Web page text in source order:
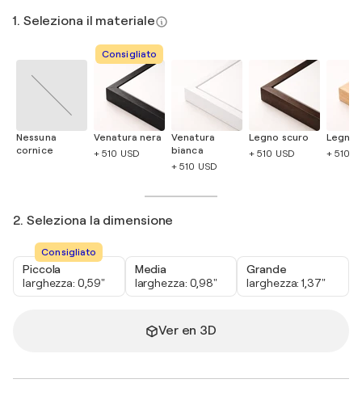
1. Seleziona il materiale
Nessuna
cornice
Consigliato
Venatura nera
+ 510 USD
Venatura
bianca
+ 510 USD
Legno scuro
+ 510 USD
Legno
+ 510
2. Seleziona la dimensione
Consigliato
Piccola
larghezza: 0,59"
Media
larghezza: 0,98"
Grande
larghezza: 1,37"
Ver en 3D